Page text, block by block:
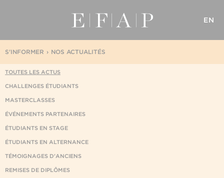
EN
NOS ACTUALITÉS
S'INFORMER
TOUTES LES ACTUS
CHALLENGES ÉTUDIANTS
MASTERCLASSES
ÉVÉNEMENTS PARTENAIRES
ÉTUDIANTS EN STAGE
ÉTUDIANTS EN ALTERNANCE
TÉMOIGNAGES D'ANCIENS
REMISES DE DIPLÔMES